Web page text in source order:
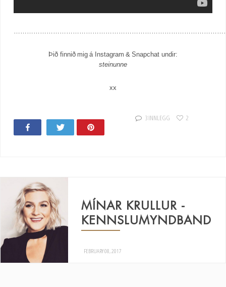
Þið finnið mig á Instagram & Snapchat undir:
steinunne
xx
Tweet
3 INNLEGG 2
MÍNAR KRULLUR -
KENNSLUMYNDBAND
FEBRUARY 08, 2017